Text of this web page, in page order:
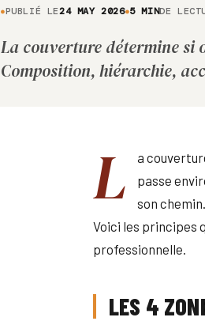
PUBLIÉ LE24 MAY 2026 5 MINDE
La couverture détermine si
Composition, hiérarchie,
L
a
passe
son
Voici les principes
professionnelle.
LES 4